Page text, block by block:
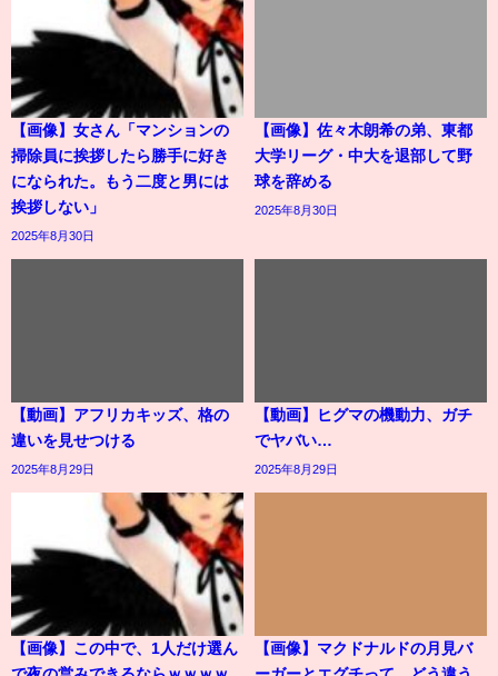
【画像】女さん「マンションの
掃除員に挨拶したら勝手に好き
になられた。もう二度と男には
挨拶しない」
2025年8月30日
【画像】佐々木朗希の弟、東都
大学リーグ・中大を退部して野
球を辞める
2025年8月30日
【動画】アフリカキッズ、格の
違いを見せつける
2025年8月29日
【動画】ヒグマの機動力、ガチ
でヤバい…
2025年8月29日
【画像】この中で、1人だけ選ん
【画像】マクドナルドの月見バ